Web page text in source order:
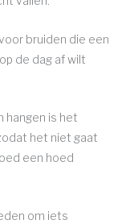
bruiden die een
de dag af wilt
hangen is het
het niet gaat
een hoed
om iets